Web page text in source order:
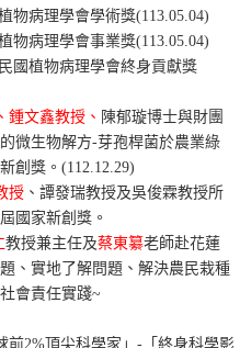
物病理學會學術獎(113.05.04)
物病理學會事業獎(113.05.04)
國植物病理學會終身貢獻獎
鍾文鑫教授、 陳郁璇博士與財團
微生物解方-芽孢桿菌於農業綠
創獎。 (112.12.29)
授 、譚發瑞教授及吳俊霖教授所
國家新創獎。
教授兼主任及蔡東纂老師赴花蓮
、實地了解問題、解決農民栽種
會責任實踐~
前2%頂尖科學家」-「終身科學影